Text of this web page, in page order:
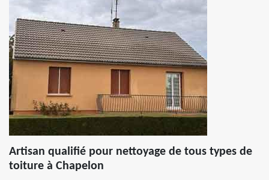
Artisan qualifié pour nettoyage de tous types de
toiture à Chapelon